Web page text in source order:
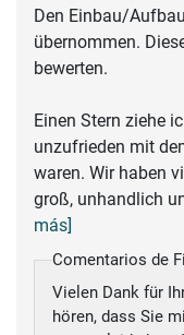
Den Einbau/
übernommen.
bewerten.
Einen Stern ziehe
unzufrieden mit
waren. Wir haben
groß, unhandlich
más]
Comentarios de
Vielen Dank für
hören, dass Sie